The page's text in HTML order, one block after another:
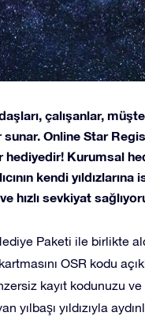
çalışanlar,
Online Star
hediyedir! Kurumsal
kendi
hızlı sevkiyat
Paketi ile birlikte
OSR kodu
kayıt kodunuzu ve
yılbaşı yıldızıyla